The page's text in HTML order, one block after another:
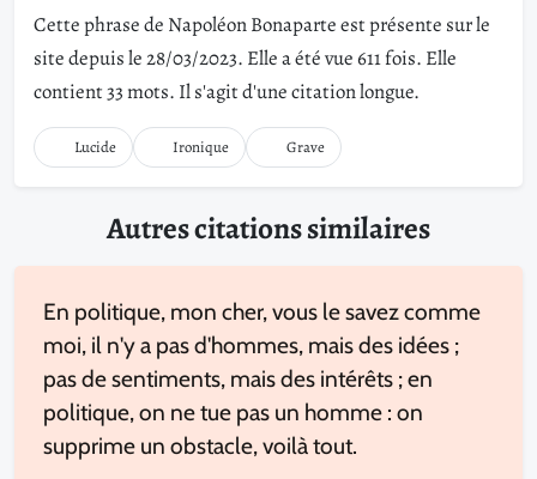
Cette phrase de Napoléon Bonaparte est présente sur le
site depuis le 28/03/2023. Elle a été vue 611 fois. Elle
contient 33 mots. Il s'agit d'une citation longue.
Lucide Ironique Grave
Autres citations similaires
En politique, mon cher, vous le savez comme
moi, il n'y a pas d'hommes, mais des idées ;
pas de sentiments, mais des intérêts ; en
politique, on ne tue pas un homme : on
supprime un obstacle, voilà tout.